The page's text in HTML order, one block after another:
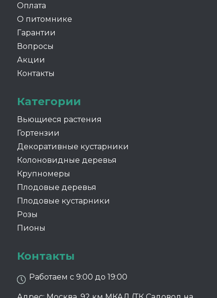
Оплата
О питомнике
Гарантии
Вопросы
Акции
Контакты
Категории
Вьющиеся растения
Гортензии
Декоративные кустарники
Колоновидные деревья
Крупномеры
Плодовые деревья
Плодовые кустарники
Розы
Пионы
Контакты
Работаем с 9:00 до 19:00